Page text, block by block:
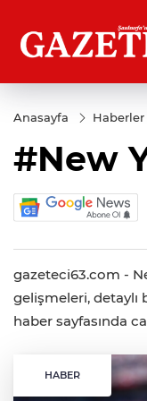
Anasayfa Haberler
#New
gazeteci63.com -
gelişmeleri, detaylı
haber sayfasında
HABER